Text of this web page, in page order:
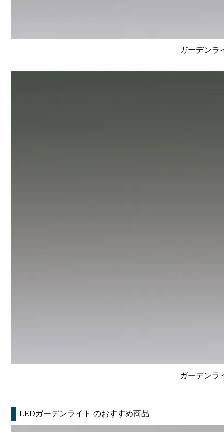
ガーデンラ
ガーデンラ
LEDガーデンライトのおすすめ商品